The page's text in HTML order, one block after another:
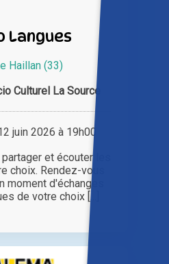
Langues
Haillan (33)
Culturel La Source
juin 2026 à 19h00
et écouter les
choix. Rendez-vous
moment d'échanges
de votre choix [...]